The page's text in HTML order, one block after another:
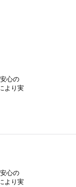
心の
より実
心の
より実